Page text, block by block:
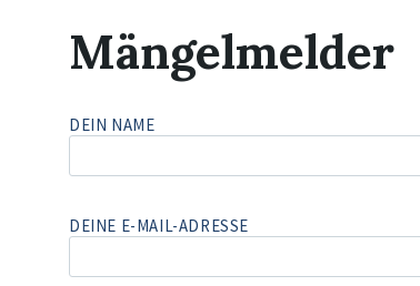
Mängelmelder
DEIN NAME
DEINE E-MAIL-ADRESSE